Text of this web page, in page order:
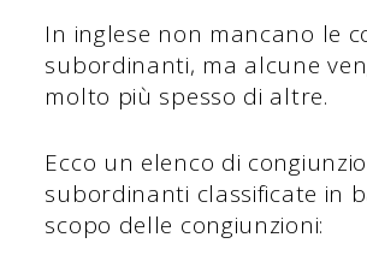
In inglese non mancano le
subordinanti, ma alcune
molto più spesso di altre.
Ecco un elenco di
subordinanti classificate in
scopo delle congiunzioni: